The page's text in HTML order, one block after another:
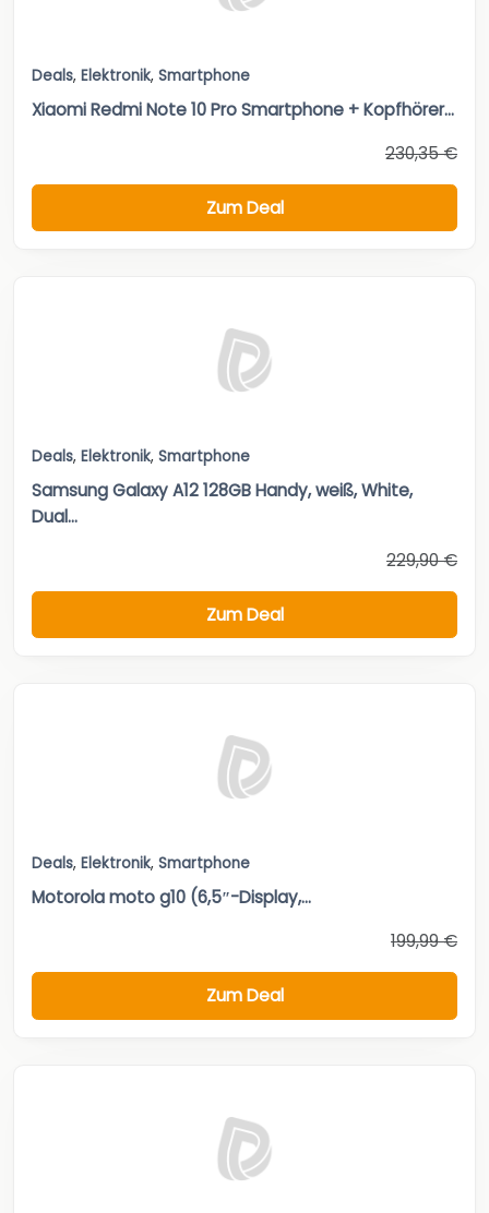
Deals, Elektronik, Smartphone
Xiaomi Redmi Note 10 Pro Smartphone + Kopfhörer...
230,35 €
Zum Deal
Deals, Elektronik, Smartphone
Samsung Galaxy A12 128GB Handy, weiß, White,
Dual...
229,90 €
Zum Deal
Deals, Elektronik, Smartphone
Motorola moto g10 (6,5″-Display,...
199,99 €
Zum Deal